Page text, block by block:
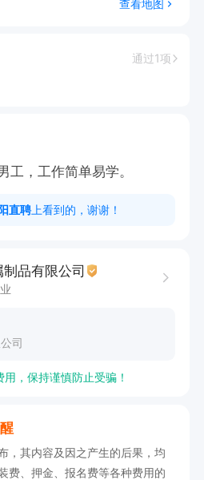
查看地图
通过1项
，工作简单易学。
直聘 上看到的，谢谢！
品有限公司
司
，保持谨慎防止受骗！
，其内容及因之产生的后果，均
费、押金、报名费等各种费用的